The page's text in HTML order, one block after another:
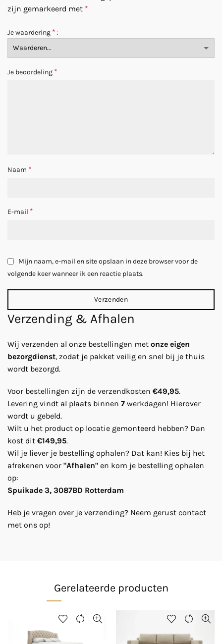
zijn gemarkeerd met *
Je waardering *
Je beoordeling *
Naam *
E-mail *
Mijn naam, e-mail en site opslaan in deze browser voor de
volgende keer wanneer ik een reactie plaats.
Verzending & Afhalen
Wij verzenden al onze bestellingen met onze eigen
bezorgdienst, zodat je pakket veilig en snel bij je thuis
wordt bezorgd.
Voor bestellingen zijn de verzendkosten €49,95.
Levering vindt al plaats binnen 7 werkdagen! Hierover
wordt u gebeld.
Wilt u het product op locatie gemonteerd hebben? Dan
kost dit €149,95.
Wil je liever je bestelling ophalen? Dat kan! Kies bij het
afrekenen voor "Afhalen" en kom je bestelling ophalen
op:
Spuikade 3, 3087BD Rotterdam
Heb je vragen over je verzending? Neem gerust contact
met ons op!
Gerelateerde producten